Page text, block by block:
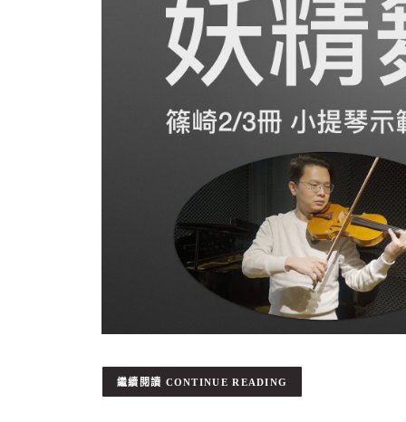
CONTINUE READING